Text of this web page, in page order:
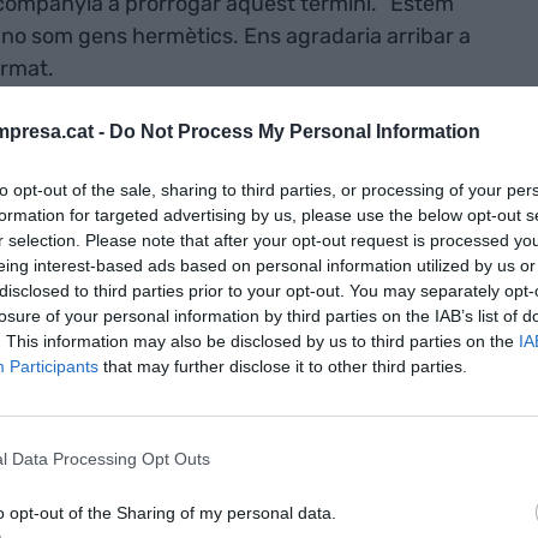
- Do Not Process My Personal Information
opt-out of the sale, sharing to third parties, or processing of your
for targeted advertising by us, please use the below opt-out
selection. Please note that after your opt-out request is processed
interest-based ads based on personal information utilized by us
to third parties prior to your opt-out. You may separately
of your personal information by third parties on the IAB’s list of
This information may also be disclosed by us to third parties on the
Participants that may further disclose it to other third parties.
Data Processing Opt Outs
opt-out of the Sharing of my personal data.
som gens hermètics. Ens agradaria arribar a
fa dos anys la seva intenció de construir un
d’invertir més de 50 milions d’euros i crear
avançaven que l’Agroparc inclouria un hostal
àrees de conreu i ramaderia, amb l’emissió
de la companyia era començar les obres
urbanística i el rebuig per part de
Ametller a admetre que hi hauria una dilatació